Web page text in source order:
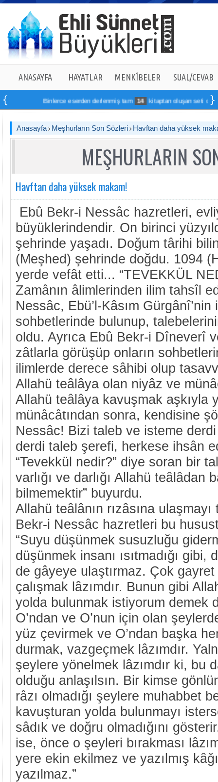
ANASAYFA HAYATLAR MENKÎBELER SUAL/CEVAB
Binlerce eserden derlenmiş tam 14 kitaptan oluşan seti online
Anasayfa Meşhurların Son Sözleri Havftan daha yüksek
MEŞHURLARIN
Havftan daha yüksek makam!
Ebû Bekr-i Nessâc hazretleri,
büyüklerindendir. On birinci
şehrinde yaşadı. Doğum târihi
(Meşhed) şehrinde doğdu. 1094
yerde vefât etti... “TEVEKKÜL
Zamânın âlimlerinden ilim tahsîl
Nessâc, Ebü’l-Kâsım
sohbetlerinde bulunup,
oldu. Ayrıca Ebû Bekr-i Dîneverî
zâtlarla görüşüp onların
ilimlerde derece sâhibi olup
Allahü teâlâya olan niyâz ve
Allahü teâlâya kavuşmak aşkıyla
münâcâtından sonra, kendisine
Nessâc! Bizi taleb ve isteme
derdi taleb şerefi, herkese ihsân
“Tevekkül nedir?” diye soran bir
varlığı ve darlığı Allahü teâlâdan
bilmemektir” buyurdu.
Allahü teâlânın rızâsına
Bekr-i Nessâc hazretleri bu
“Suyu düşünmek susuzluğu
düşünmek insanı ısıtmadığı
de gâyeye ulaştırmaz. Çok
çalışmak lâzımdır. Bunun gibi
yolda bulunmak istiyorum demek
O’ndan ve O’nun için olan
yüz çevirmek ve O’ndan başka
durmak, vazgeçmek lâzımdır.
şeylere yönelmek lâzımdır ki, bu
olduğu anlaşılsın. Bir kimse
râzı olmadığı şeylere muhabbet
kavuşturan yolda bulunmayı
sâdık ve doğru olmadığını
ise, önce o şeyleri bırakması
yere ekin ekilmez ve yazılmış
yazılmaz.”